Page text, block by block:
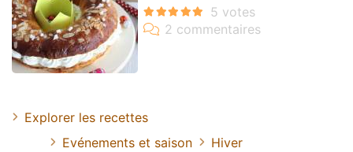
Explorer les recettes
Evénements et saison
Hiver